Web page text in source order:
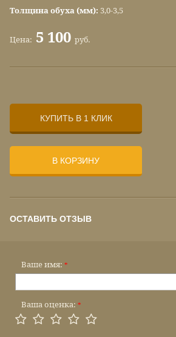
Толщина обуха (мм): 3,0-3,5
Цена: 5 100 руб.
КУПИТЬ В 1 КЛИК
В КОРЗИНУ
ОСТАВИТЬ ОТЗЫВ
Ваше имя: *
Ваша оценка: *